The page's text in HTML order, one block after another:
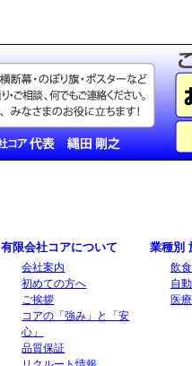
有限会社コアについて
会社案内
初めての方へ
ご挨拶
コアの「強み」と「安
心」
品質保証
業種別
飲
自
医